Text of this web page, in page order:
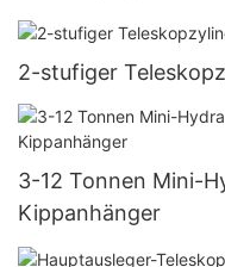
2-stufiger
3-12 Tonnen Mini-
Kippanhänger